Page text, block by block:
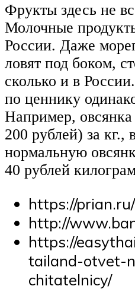
Фрукты здесь не
Молочные
России. Даже
ловят под боком,
сколько и в
по ценнику
Например, овсянка
200 рублей) за кг.,
нормальную
40 рублей
https://
http://
https://
tailand-otvet-
chitatelnicy/